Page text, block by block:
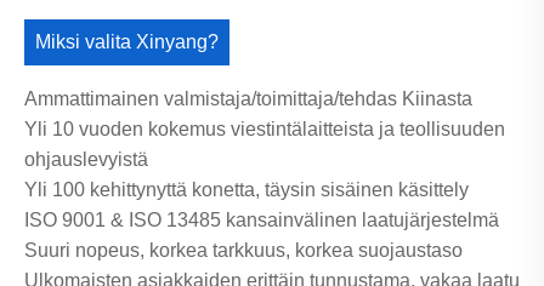
Miksi valita Xinyang?
Ammattimainen valmistaja/toimittaja/tehdas Kiinasta
Yli 10 vuoden kokemus viestintälaitteista ja teollisuuden
ohjauslevyistä
Yli 100 kehittynyttä konetta, täysin sisäinen käsittely
ISO 9001 & ISO 13485 kansainvälinen laatujärjestelmä
Suuri nopeus, korkea tarkkuus, korkea suojaustaso
Ulkomaisten asiakkaiden erittäin tunnustama, vakaa laatu